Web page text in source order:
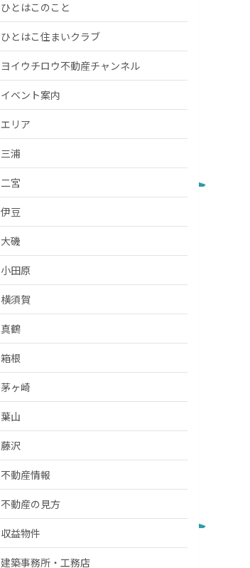
ひとはこのこと
ひとはこ住まいクラブ
ヨイウチロウ不動産チャンネル
イベント案内
エリア
三浦
二宮
伊豆
大磯
小田原
横須賀
真鶴
箱根
茅ヶ崎
葉山
藤沢
不動産情報
不動産の見方
収益物件
建築事務所・工務店